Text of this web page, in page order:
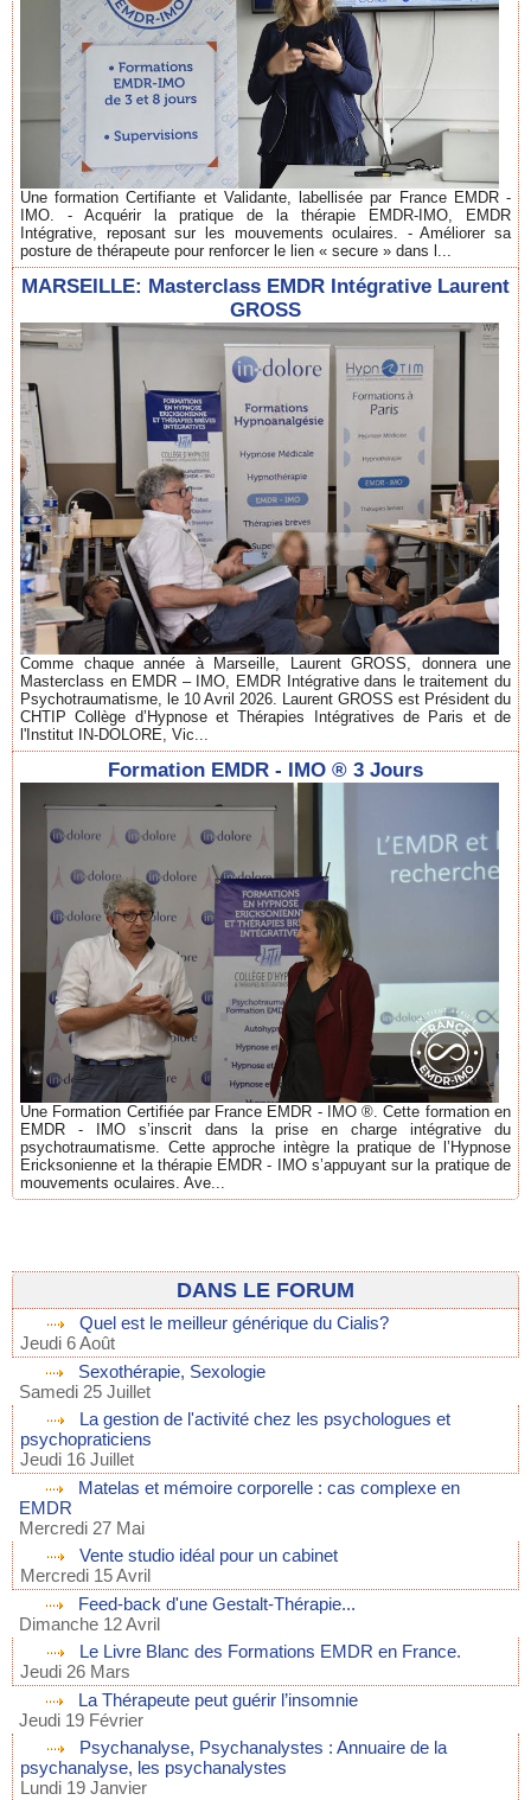
Une formation Certifiante et Validante, labellisée par France EMDR -
IMO. - Acquérir la pratique de la thérapie EMDR-IMO, EMDR
Intégrative, reposant sur les mouvements oculaires. - Améliorer sa
posture de thérapeute pour renforcer le lien « secure » dans l...
MARSEILLE: Masterclass EMDR Intégrative Laurent
GROSS
Comme chaque année à Marseille, Laurent GROSS, donnera une
Masterclass en EMDR – IMO, EMDR Intégrative dans le traitement du
Psychotraumatisme, le 10 Avril 2026. Laurent GROSS est Président du
CHTIP Collège d’Hypnose et Thérapies Intégratives de Paris et de
l'Institut IN-DOLORE, Vic...
Formation EMDR - IMO ® 3 Jours
Une Formation Certifiée par France EMDR - IMO ®. Cette formation en
EMDR - IMO s’inscrit dans la prise en charge intégrative du
psychotraumatisme. Cette approche intègre la pratique de l’Hypnose
Ericksonienne et la thérapie EMDR - IMO s’appuyant sur la pratique de
mouvements oculaires. Ave...
DANS LE FORUM
Quel est le meilleur générique du Cialis?
Jeudi 6 Août
Sexothérapie, Sexologie
Samedi 25 Juillet
La gestion de l'activité chez les psychologues et
psychopraticiens
Jeudi 16 Juillet
Matelas et mémoire corporelle : cas complexe en
EMDR
Mercredi 27 Mai
Vente studio idéal pour un cabinet
Mercredi 15 Avril
Feed-back d'une Gestalt-Thérapie...
Dimanche 12 Avril
Le Livre Blanc des Formations EMDR en France.
Jeudi 26 Mars
La Thérapeute peut guérir l’insomnie
Jeudi 19 Février
Psychanalyse, Psychanalystes : Annuaire de la
psychanalyse, les psychanalystes
Lundi 19 Janvier